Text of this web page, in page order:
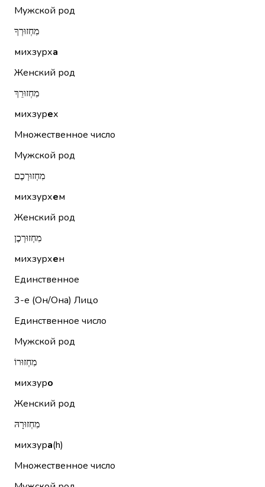
Мужской род
מִחְזוּרְךָ
михзурха
Женский род
מִחְזוּרֵךְ
михзурех
Множественное число
Мужской род
מִחְזוּרְכֶם
михзурхем
Женский род
מִחְזוּרְכֶן
михзурхен
Единственное
3-е (Он/Она) Лицо
Единственное число
Мужской род
מִחְזוּרוֹ
михзуро
Женский род
מִחְזוּרָהּ
михзура(h)
Множественное число